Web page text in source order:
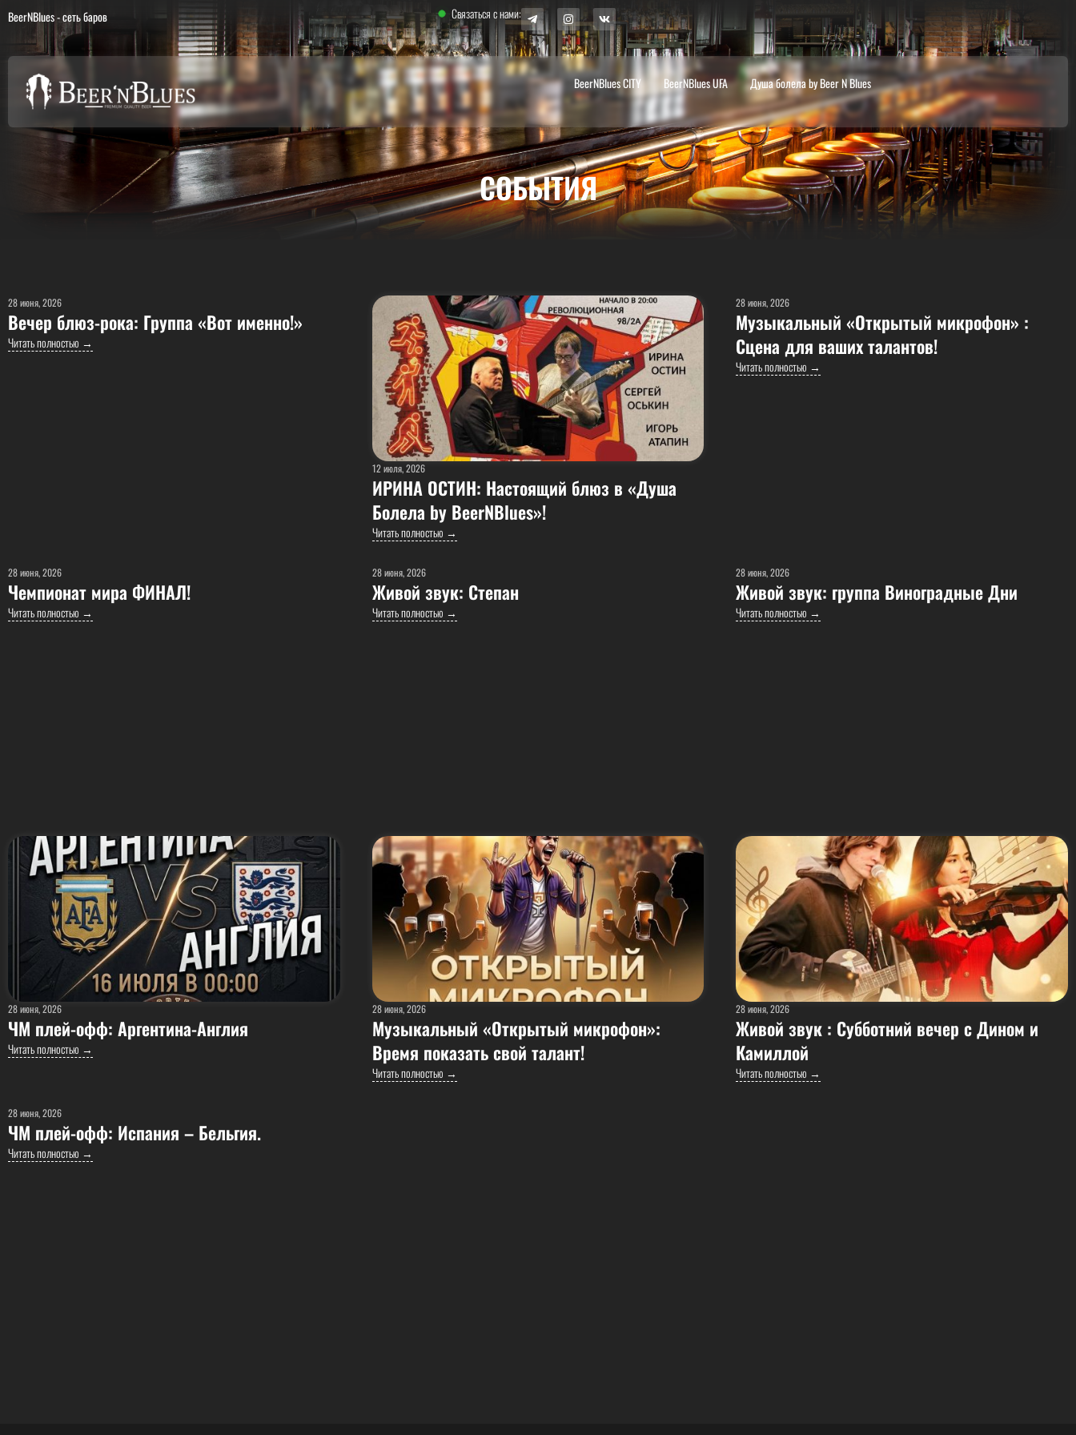
BeerNBlues - сеть баров Связаться с нами:
BeerNBlues CITY BeerNBlues UFA Душа болела by Beer N Blues
СОБЫТИЯ
28 июня, 2026
Вечер блюз-рока: Группа «Вот именно!»
Читать полностью →
12 июля, 2026
ИРИНА ОСТИН: Настоящий блюз в «Душа
Болела by BeerNBlues»!
Читать полностью →
28 июня, 2026
Музыкальный «Открытый микрофон» :
Сцена для ваших талантов!
Читать полностью →
28 июня, 2026
Чемпионат мира ФИНАЛ!
Читать полностью →
28 июня, 2026
Живой звук: Степан
Читать полностью →
28 июня, 2026
Живой звук: группа Виноградные Дни
Читать полностью →
28 июня, 2026
ЧМ плей-офф: Аргентина-Англия
Читать полностью →
28 июня, 2026
Музыкальный «Открытый микрофон»:
Время показать свой талант!
Читать полностью →
28 июня, 2026
Живой звук : Субботний вечер с Дином и
Камиллой
Читать полностью →
28 июня, 2026
ЧМ плей-офф: Испания – Бельгия.
Читать полностью →